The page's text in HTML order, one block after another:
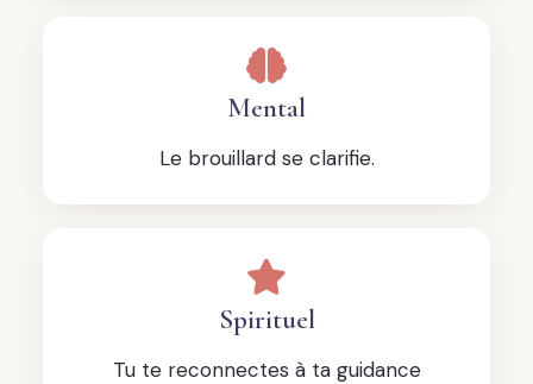
Mental
Le brouillard se clarifie.
Spirituel
Tu te reconnectes à ta guidance